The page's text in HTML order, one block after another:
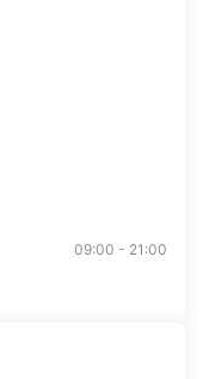
09:00 - 21:00